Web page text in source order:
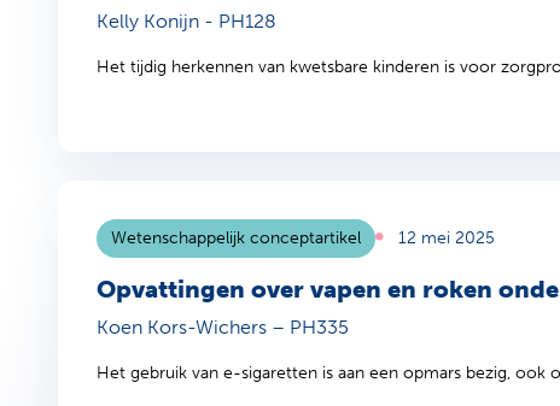
Kelly Konijn - PH128
Het tijdig herkennen van kwetsbare kinderen is voor
Opvattingen over vapen en roken
Koen Kors-Wichers – PH335
Wetenschappelijk conceptartikel 12 mei 2025
Het gebruik van e-sigaretten is aan een opmars bezig, ook